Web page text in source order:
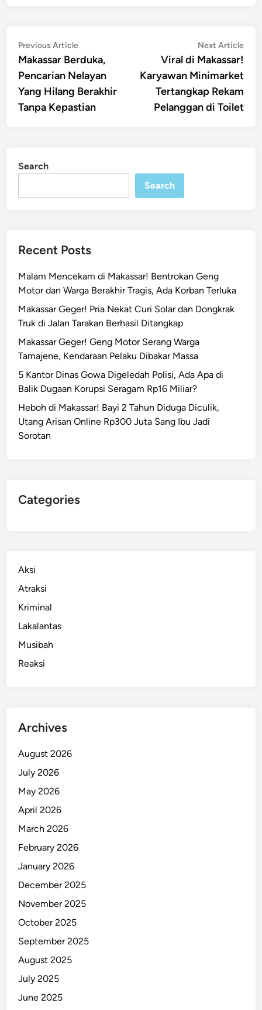
Post
navigation
Previous ArticlePrevious
article:
Makassar Berduka,
Pencarian Nelayan
Yang Hilang Berakhir
Tanpa Kepastian
Next Article
Viral di Makassar!
Karyawan Minimarket
Tertangkap Rekam
Pelanggan di Toilet
Search
Search
Recent Posts
Malam Mencekam di Makassar! Bentrokan Geng
Motor dan Warga Berakhir Tragis, Ada Korban Terluka
Makassar Geger! Pria Nekat Curi Solar dan Dongkrak
Truk di Jalan Tarakan Berhasil Ditangkap
Makassar Geger! Geng Motor Serang Warga
Tamajene, Kendaraan Pelaku Dibakar Massa
5 Kantor Dinas Gowa Digeledah Polisi, Ada Apa di
Balik Dugaan Korupsi Seragam Rp16 Miliar?
Heboh di Makassar! Bayi 2 Tahun Diduga Diculik,
Utang Arisan Online Rp300 Juta Sang Ibu Jadi
Sorotan
Categories
Aksi
Atraksi
Kriminal
Lakalantas
Musibah
Reaksi
Archives
August 2026
July 2026
May 2026
April 2026
March 2026
February 2026
January 2026
December 2025
November 2025
October 2025
September 2025
August 2025
July 2025
June 2025